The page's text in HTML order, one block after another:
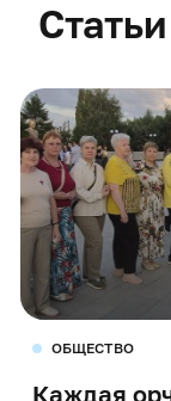
ОБЩЕСТВО
Каждая